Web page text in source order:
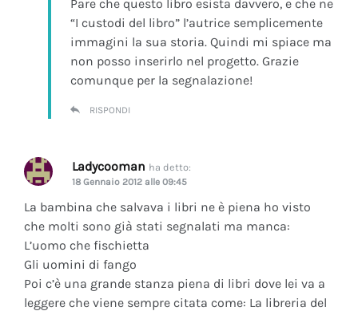
Pare che questo libro esista davvero, e che ne
“I custodi del libro” l’autrice semplicemente
immagini la sua storia. Quindi mi spiace ma
non posso inserirlo nel progetto. Grazie
comunque per la segnalazione!
RISPONDI
Ladycooman ha detto:
18 Gennaio 2012 alle 09:45
La bambina che salvava i libri ne è piena ho visto
che molti sono già stati segnalati ma manca:
L’uomo che fischietta
Gli uomini di fango
Poi c’è una grande stanza piena di libri dove lei va a
leggere che viene sempre citata come: La libreria del